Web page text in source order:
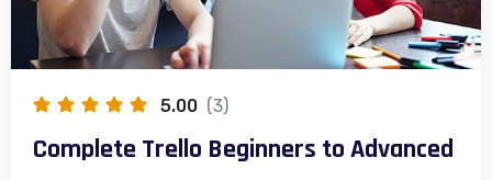
5.00 (3)
Complete Trello Beginners to Advanced